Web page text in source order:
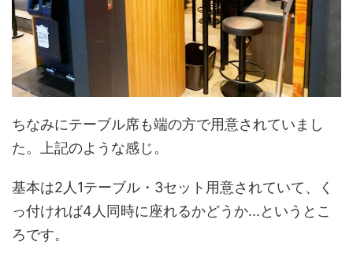
ちなみにテーブル席も端の方で用意されていまし
た。上記のような感じ。
基本は2人1テーブル・3セット用意されていて、く
っ付ければ4人同時に座れるかどうか...というとこ
ろです。